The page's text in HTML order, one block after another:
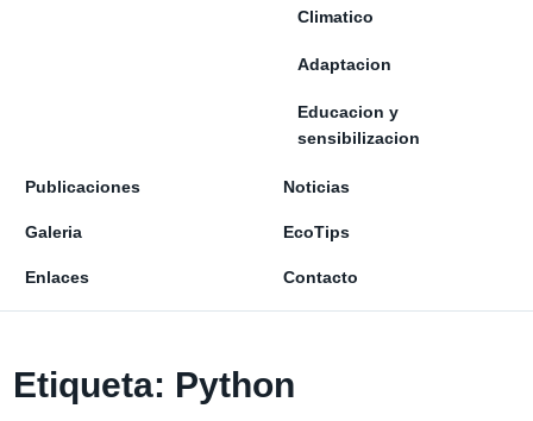
Climatico
Adaptacion
Educacion y
sensibilizacion
Publicaciones Noticias
Galeria EcoTips
Enlaces Contacto
Etiqueta: Python